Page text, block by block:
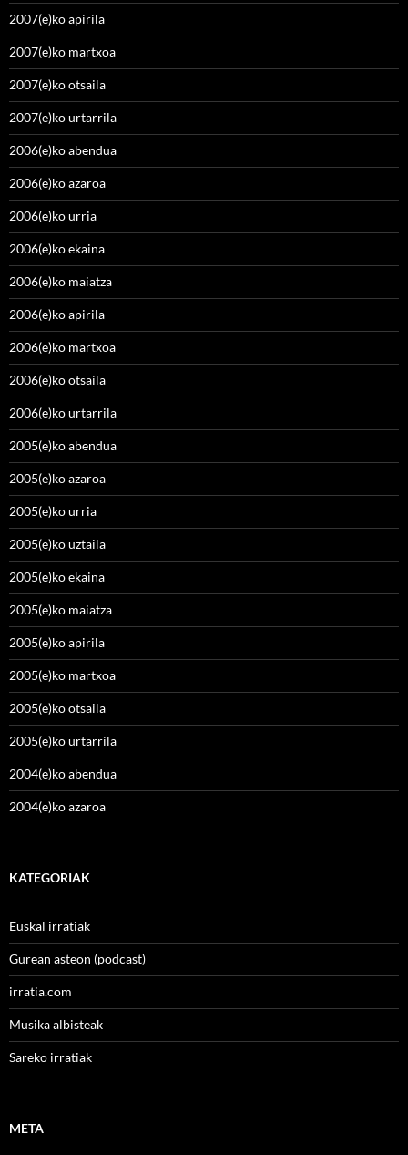
2007(e)ko apirila
2007(e)ko martxoa
2007(e)ko otsaila
2007(e)ko urtarrila
2006(e)ko abendua
2006(e)ko azaroa
2006(e)ko urria
2006(e)ko ekaina
2006(e)ko maiatza
2006(e)ko apirila
2006(e)ko martxoa
2006(e)ko otsaila
2006(e)ko urtarrila
2005(e)ko abendua
2005(e)ko azaroa
2005(e)ko urria
2005(e)ko uztaila
2005(e)ko ekaina
2005(e)ko maiatza
2005(e)ko apirila
2005(e)ko martxoa
2005(e)ko otsaila
2005(e)ko urtarrila
2004(e)ko abendua
2004(e)ko azaroa
KATEGORIAK
Euskal irratiak
Gurean asteon (podcast)
irratia.com
Musika albisteak
Sareko irratiak
META